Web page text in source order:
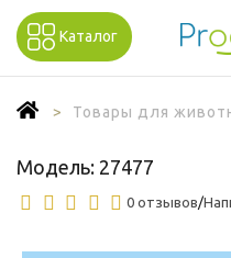
Каталог
Товары для
Модель: 27477
0 отзывов/